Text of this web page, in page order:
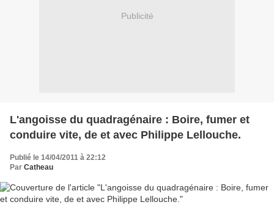
Publicité
L'angoisse du quadragénaire : Boire, fumer et
conduire vite, de et avec Philippe Lellouche.
Publié le 14/04/2011 à 22:12
Par Catheau